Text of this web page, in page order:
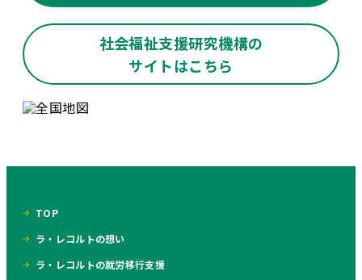
社会福祉支援研究機構の
サイトはこちら
TOP
ラ・レコルトの想い
ラ・レコルトの就労移行支援